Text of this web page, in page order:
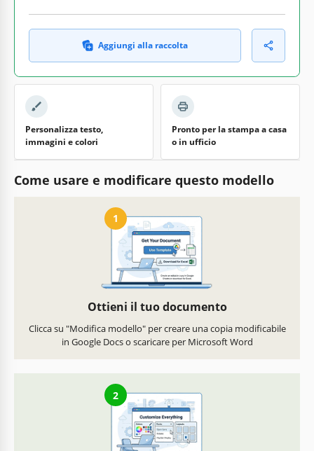
Aggiungi alla raccolta
Personalizza testo,
immagini e colori
Pronto per la stampa a casa
o in ufficio
Come usare e modificare questo modello
1
Ottieni il tuo documento
Clicca su "Modifica modello" per creare una copia modificabile
in Google Docs o scaricare per Microsoft Word
2